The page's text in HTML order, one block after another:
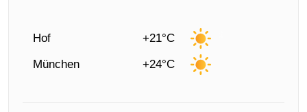
Hof
+21°C
München
+24°C